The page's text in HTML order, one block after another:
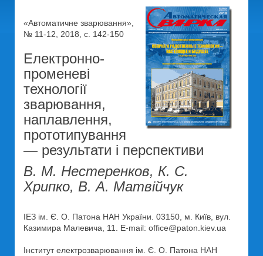
«Автоматичне зварювання»,
№ 11-12, 2018, с. 142-150
Електронно-
променеві
технології
зварювання,
наплавлення,
прототипування
— результати і перспективи
В. М. Нестеренков, К. С.
Хрипко, В. А. Матвійчук
ІЕЗ ім. Є. О. Патона НАН України. 03150, м. Київ, вул.
Казимира Малевича, 11. E-mail: office@paton.kiev.ua
Інститут електрозварювання ім. Є. О. Патона НАН